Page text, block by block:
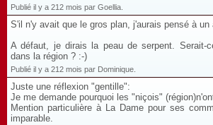
Publié il y a 212 mois par Goellia.
S'il n'y avait que le gros plan, j'aurais pensé à un
A défaut, je dirais la peau de serpent. Serait-
dans la région ? :-)
Publié il y a 212 mois par Dominique.
Juste une réflexion "gentille":
Je me demande pourquoi les "niçois"
Mention particulière à La Dame pour ses
imparable.